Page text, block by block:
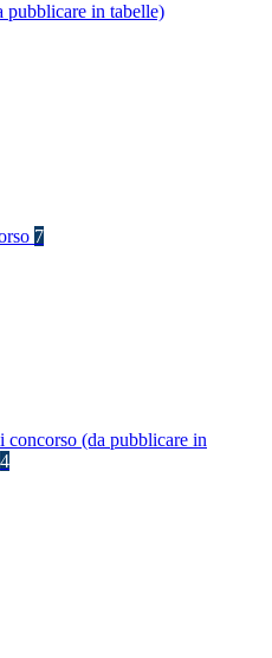
pubblicare in tabelle)
7
concorso (da pubblicare in
4